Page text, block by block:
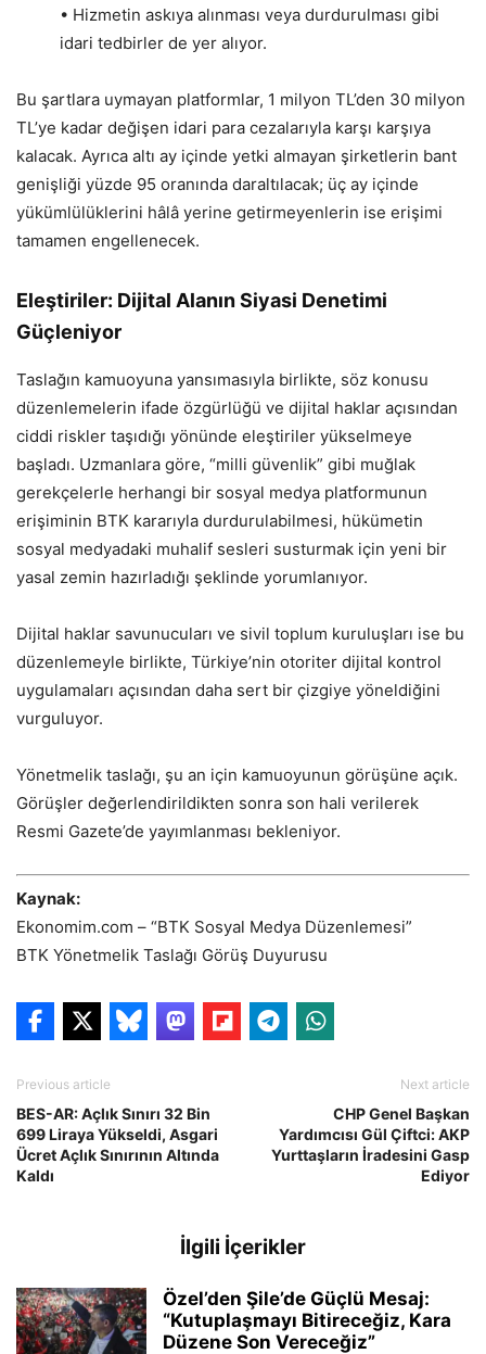
• Hizmetin askıya alınması veya durdurulması gibi
idari tedbirler de yer alıyor.
Bu şartlara uymayan platformlar, 1 milyon TL’den 30 milyon
TL’ye kadar değişen idari para cezalarıyla karşı karşıya
kalacak. Ayrıca altı ay içinde yetki almayan şirketlerin bant
genişliği yüzde 95 oranında daraltılacak; üç ay içinde
yükümlülüklerini hâlâ yerine getirmeyenlerin ise erişimi
tamamen engellenecek.
Eleştiriler: Dijital Alanın Siyasi Denetimi
Güçleniyor
Taslağın kamuoyuna yansımasıyla birlikte, söz konusu
düzenlemelerin ifade özgürlüğü ve dijital haklar açısından
ciddi riskler taşıdığı yönünde eleştiriler yükselmeye
başladı. Uzmanlara göre, “milli güvenlik” gibi muğlak
gerekçelerle herhangi bir sosyal medya platformunun
erişiminin BTK kararıyla durdurulabilmesi, hükümetin
sosyal medyadaki muhalif sesleri susturmak için yeni bir
yasal zemin hazırladığı şeklinde yorumlanıyor.
Dijital haklar savunucuları ve sivil toplum kuruluşları ise bu
düzenlemeyle birlikte, Türkiye’nin otoriter dijital kontrol
uygulamaları açısından daha sert bir çizgiye yöneldiğini
vurguluyor.
Yönetmelik taslağı, şu an için kamuoyunun görüşüne açık.
Görüşler değerlendirildikten sonra son hali verilerek
Resmi Gazete’de yayımlanması bekleniyor.
Kaynak:
Ekonomim.com – “BTK Sosyal Medya Düzenlemesi”
BTK Yönetmelik Taslağı Görüş Duyurusu
Previous article
BES-AR: Açlık Sınırı 32 Bin
699 Liraya Yükseldi, Asgari
Ücret Açlık Sınırının Altında
Kaldı
Next article
CHP Genel Başkan
Yardımcısı Gül Çiftci: AKP
Yurttaşların İradesini Gasp
Ediyor
İlgili İçerikler
Özel’den Şile’de Güçlü Mesaj:
“Kutuplaşmayı Bitireceğiz, Kara
Düzene Son Vereceğiz”